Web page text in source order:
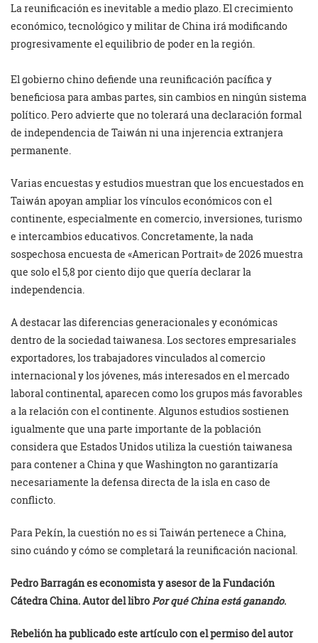
La reunificación es inevitable a medio plazo. El crecimiento
económico, tecnológico y militar de China irá modificando
progresivamente el equilibrio de poder en la región.
El gobierno chino defiende una reunificación pacífica y
beneficiosa para ambas partes, sin cambios en ningún sistema
político. Pero advierte que no tolerará una declaración formal
de independencia de Taiwán ni una injerencia extranjera
permanente.
Varias encuestas y estudios muestran que los encuestados en
Taiwán apoyan ampliar los vínculos económicos con el
continente, especialmente en comercio, inversiones, turismo
e intercambios educativos. Concretamente, la nada
sospechosa encuesta de «American Portrait» de 2026 muestra
que solo el 5,8 por ciento dijo que quería declarar la
independencia.
A destacar las diferencias generacionales y económicas
dentro de la sociedad taiwanesa. Los sectores empresariales
exportadores, los trabajadores vinculados al comercio
internacional y los jóvenes, más interesados en el mercado
laboral continental, aparecen como los grupos más favorables
a la relación con el continente. Algunos estudios sostienen
igualmente que una parte importante de la población
considera que Estados Unidos utiliza la cuestión taiwanesa
para contener a China y que Washington no garantizaría
necesariamente la defensa directa de la isla en caso de
conflicto.
Para Pekín, la cuestión no es si Taiwán pertenece a China,
sino cuándo y cómo se completará la reunificación nacional.
Pedro Barragán es economista y asesor de la Fundación
Cátedra China. Autor del libroPor qué China está ganando.
Rebelión ha publicado este artículo con el permiso del autor